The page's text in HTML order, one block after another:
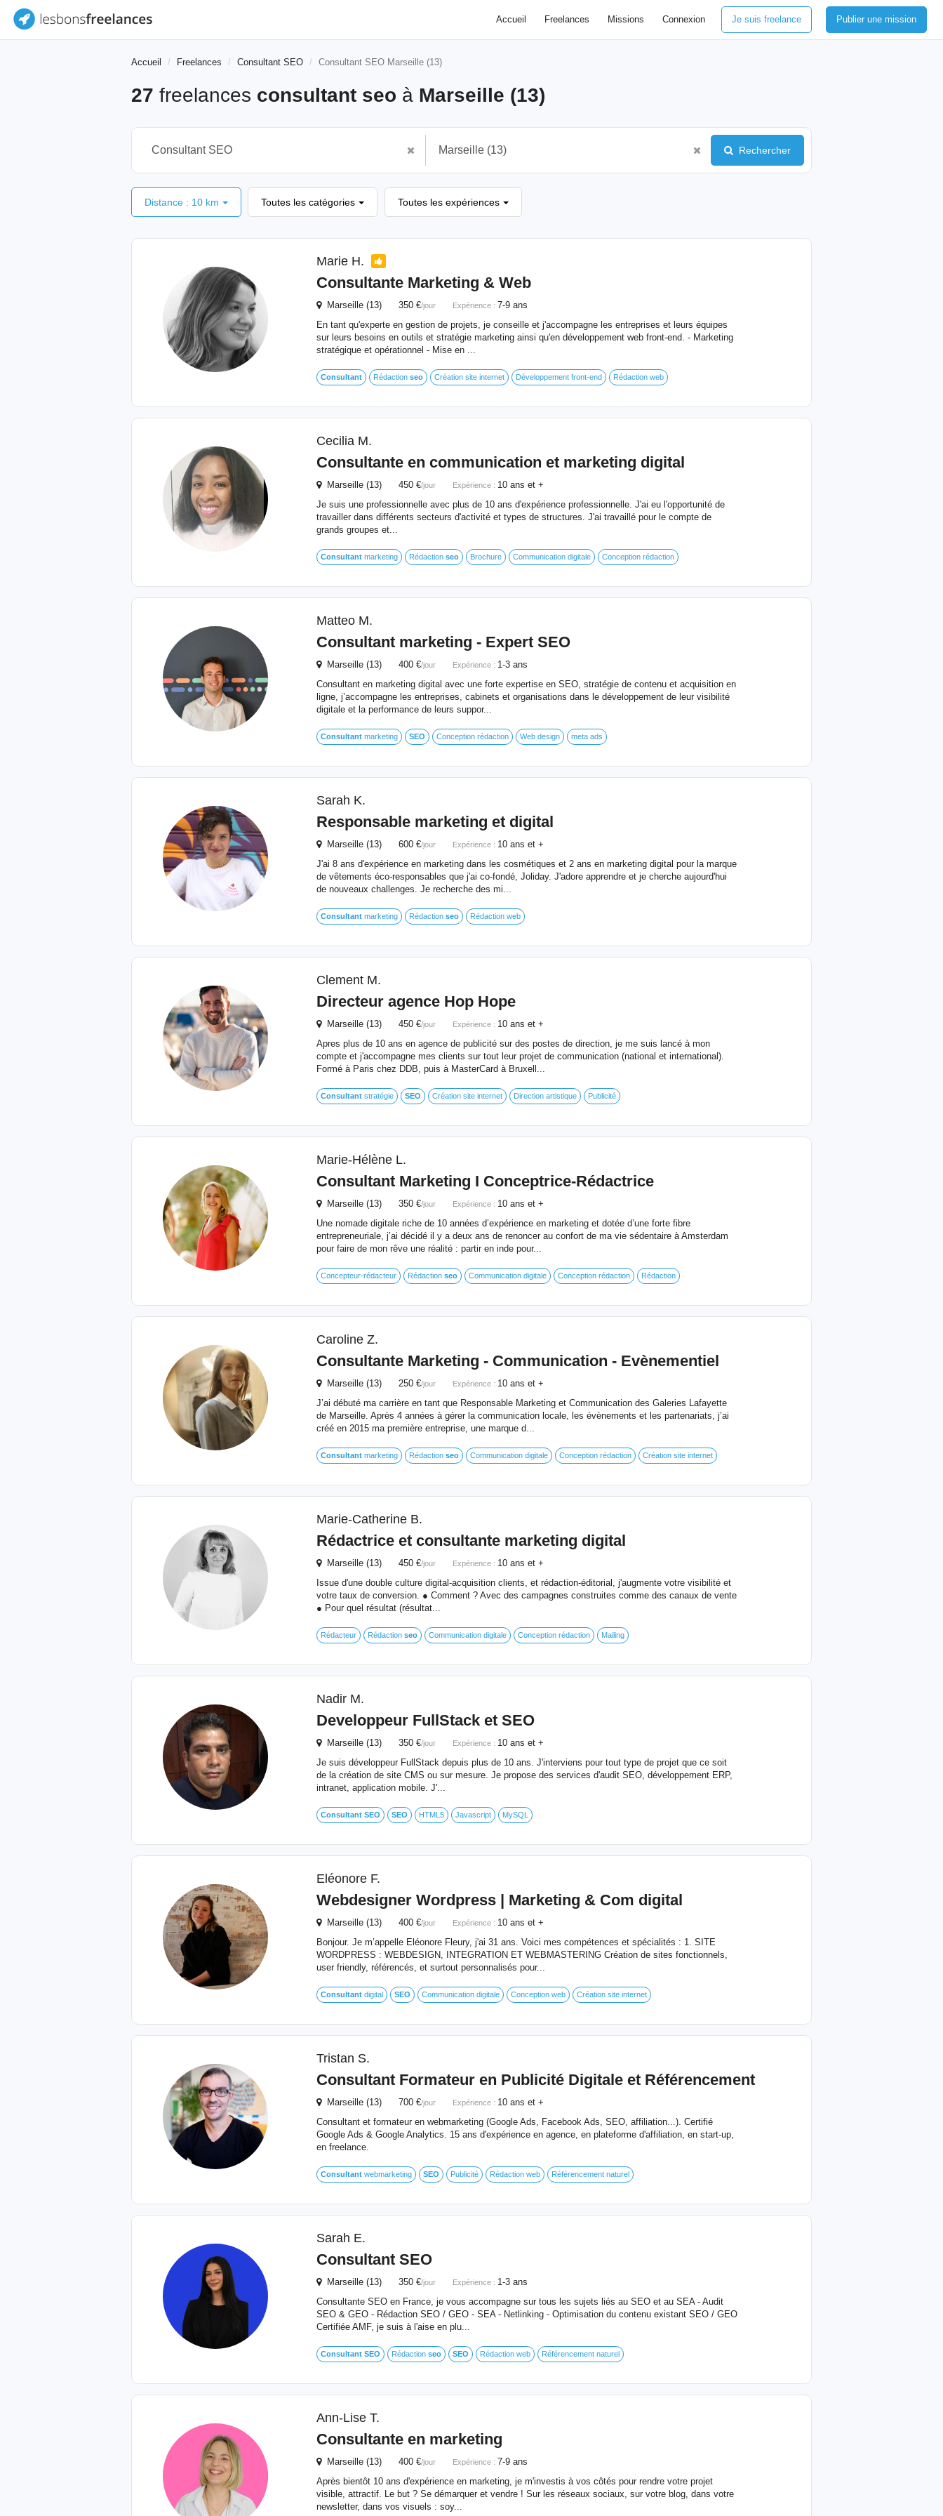
Accueil Freelances Missions Connexion Je suis freelance Publier une mission
Accueil Freelances Consultant SEO Consultant SEO Marseille (13)
27 freelances consultant seo à Marseille (13)
Rechercher
Distance : 10 km Toutes les catégories Toutes les expériences
Marie H.
Consultante Marketing & Web
Marseille (13) 350 €/jour Expérience : 7-9 ans
En tant qu'experte en gestion de projets, je conseille et j'accompagne les entreprises et leurs équipes
sur leurs besoins en outils et stratégie marketing ainsi qu'en développement web front-end. - Marketing
stratégique et opérationnel - Mise en ...
Consultant Rédaction seo Création site internet Développement front-end Rédaction web
Cecilia M.
Consultante en communication et marketing digital
Marseille (13) 450 €/jour Expérience : 10 ans et +
Je suis une professionnelle avec plus de 10 ans d'expérience professionnelle. J'ai eu l'opportunité de
travailler dans différents secteurs d'activité et types de structures. J'ai travaillé pour le compte de
grands groupes et...
Consultantmarketing Rédaction seo Brochure Communication digitale Conception rédaction
Matteo M.
Consultantmarketing - Expert SEO
Marseille (13) 400 €/jour Expérience : 1-3 ans
Consultant en marketing digital avec une forte expertise en SEO, stratégie de contenu et acquisition en
ligne, j’accompagne les entreprises, cabinets et organisations dans le développement de leur visibilité
digitale et la performance de leurs suppor...
Consultantmarketing SEO Conception rédaction Web design meta ads
Sarah K.
Responsable marketing et digital
Marseille (13) 600 €/jour Expérience : 10 ans et +
J'ai 8 ans d'expérience en marketing dans les cosmétiques et 2 ans en marketing digital pour la marque
de vêtements éco-responsables que j'ai co-fondé, Joliday. J'adore apprendre et je cherche aujourd'hui
de nouveaux challenges. Je recherche des mi...
Consultantmarketing Rédaction seo Rédaction web
Clement M.
Directeur agence Hop Hope
Marseille (13) 450 €/jour Expérience : 10 ans et +
Apres plus de 10 ans en agence de publicité sur des postes de direction, je me suis lancé à mon
compte et j'accompagne mes clients sur tout leur projet de communication (national et international).
Formé à Paris chez DDB, puis à MasterCard à Bruxell...
Consultantstratégie SEO Création site internet Direction artistique Publicité
Marie-Hélène L.
ConsultantMarketing I Conceptrice-Rédactrice
Marseille (13) 350 €/jour Expérience : 10 ans et +
Une nomade digitale riche de 10 années d’expérience en marketing et dotée d’une forte fibre
entrepreneuriale, j’ai décidé il y a deux ans de renoncer au confort de ma vie sédentaire à Amsterdam
pour faire de mon rêve une réalité : partir en inde pour...
Concepteur-rédacteur Rédaction seo Communication digitale Conception rédaction Rédaction
Caroline Z.
Consultante Marketing - Communication - Evènementiel
Marseille (13) 250 €/jour Expérience : 10 ans et +
J’ai débuté ma carrière en tant que Responsable Marketing et Communication des Galeries Lafayette
de Marseille. Après 4 années à gérer la communication locale, les évènements et les partenariats, j’ai
créé en 2015 ma première entreprise, une marque d...
Consultantmarketing Rédaction seo Communication digitale Conception rédaction Création site internet
Marie-Catherine B.
Rédactrice et consultante marketing digital
Marseille (13) 450 €/jour Expérience : 10 ans et +
Issue d'une double culture digital-acquisition clients, et rédaction-éditorial, j'augmente votre visibilité et
votre taux de conversion. ● Comment ? Avec des campagnes construites comme des canaux de vente
● Pour quel résultat (résultat...
Rédacteur Rédaction seo Communication digitale Conception rédaction Mailing
Nadir M.
Developpeur FullStack et SEO
Marseille (13) 350 €/jour Expérience : 10 ans et +
Je suis développeur FullStack depuis plus de 10 ans. J'interviens pour tout type de projet que ce soit
de la création de site CMS ou sur mesure. Je propose des services d'audit SEO, développement ERP,
intranet, application mobile. J'...
Consultant SEO SEO HTML5 Javascript MySQL
Eléonore F.
Webdesigner Wordpress | Marketing & Com digital
Marseille (13) 400 €/jour Expérience : 10 ans et +
Bonjour. Je m’appelle Eléonore Fleury, j'ai 31 ans. Voici mes compétences et spécialités : 1. SITE
WORDPRESS : WEBDESIGN, INTEGRATION ET WEBMASTERING Création de sites fonctionnels,
user friendly, référencés, et surtout personnalisés pour...
Consultantdigital SEO Communication digitale Conception web Création site internet
Tristan S.
ConsultantFormateur en Publicité Digitale et Référencement
Marseille (13) 700 €/jour Expérience : 10 ans et +
Consultant et formateur en webmarketing (Google Ads, Facebook Ads, SEO, affiliation...). Certifié
Google Ads & Google Analytics. 15 ans d'expérience en agence, en plateforme d'affiliation, en start-up,
en freelance.
Consultantwebmarketing SEO Publicité Rédaction web Référencement naturel
Sarah E.
Consultant SEO
Marseille (13) 350 €/jour Expérience : 1-3 ans
Consultante SEO en France, je vous accompagne sur tous les sujets liés au SEO et au SEA - Audit
SEO & GEO - Rédaction SEO / GEO - SEA - Netlinking - Optimisation du contenu existant SEO / GEO
Certifiée AMF, je suis à l'aise en plu...
Consultant SEO Rédaction seo SEO Rédaction web Référencement naturel
Ann-Lise T.
Consultante en marketing
Marseille (13) 400 €/jour Expérience : 7-9 ans
Après bientôt 10 ans d'expérience en marketing, je m'investis à vos côtés pour rendre votre projet
visible, attractif. Le but ? Se démarquer et vendre ! Sur les réseaux sociaux, sur votre blog, dans votre
newsletter, dans vos visuels : soy...